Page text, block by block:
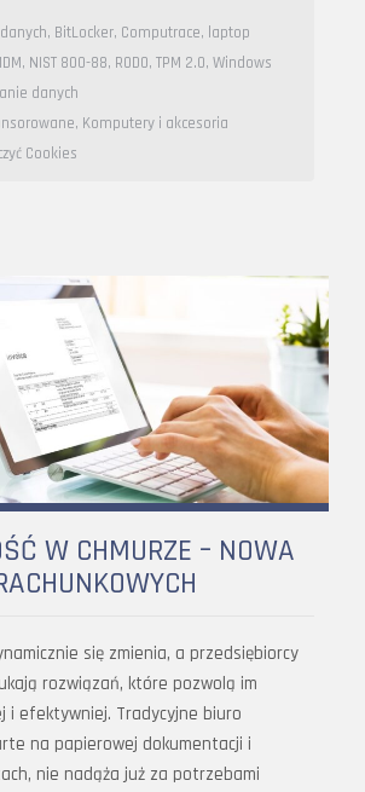
, BitLocker, Computrace, laptop
, NIST 800-88, RODO, TPM 2.0, Windows
danych
, Komputery i akcesoria
Cookies
W CHMURZE – NOWA
się zmienia, a przedsiębiorcy
rozwiązań, które pozwolą im
i efektywniej. Tradycyjne biuro
na papierowej dokumentacji i
nie nadąża już za potrzebami